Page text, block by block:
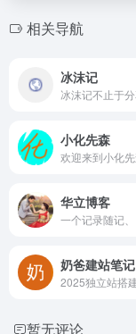
相关导航
冰沫记
小化先森
华立博客
奶爸建站笔记
暂无评论